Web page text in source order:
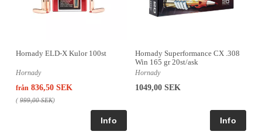
Hornady ELD-X Kulor 100st
Hornady
från 836,50 SEK
( 999,00 SEK)
Hornady Superformance CX .308
Win 165 gr 20st/ask
Hornady
1049,00 SEK